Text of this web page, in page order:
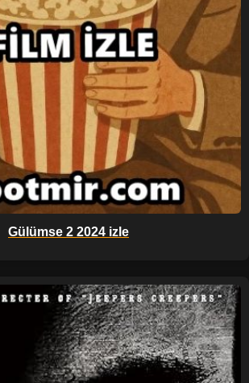
Gülümse 2 2024 izle